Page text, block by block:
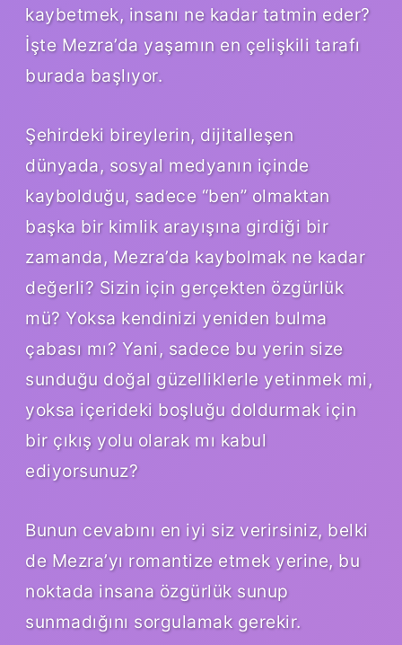
kaybetmek, insanı ne kadar tatmin eder?
İşte Mezra’da yaşamın en çelişkili tarafı
burada başlıyor.
Şehirdeki bireylerin, dijitalleşen
dünyada, sosyal medyanın içinde
kaybolduğu, sadece “ben” olmaktan
başka bir kimlik arayışına girdiği bir
zamanda, Mezra’da kaybolmak ne kadar
değerli? Sizin için gerçekten özgürlük
mü? Yoksa kendinizi yeniden bulma
çabası mı? Yani, sadece bu yerin size
sunduğu doğal güzelliklerle yetinmek mi,
yoksa içerideki boşluğu doldurmak için
bir çıkış yolu olarak mı kabul
ediyorsunuz?
Bunun cevabını en iyi siz verirsiniz, belki
de Mezra’yı romantize etmek yerine, bu
noktada insana özgürlük sunup
sunmadığını sorgulamak gerekir.